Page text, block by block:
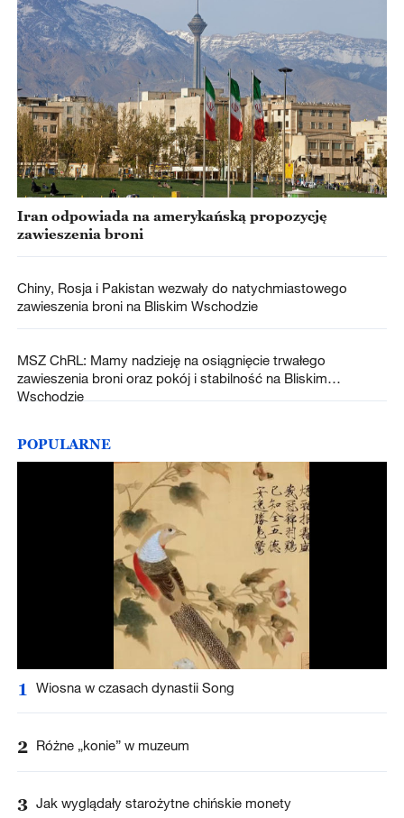
Iran odpowiada na amerykańską propozycję
zawieszenia broni
Chiny, Rosja i Pakistan wezwały do natychmiastowego
zawieszenia broni na Bliskim Wschodzie
MSZ ChRL: Mamy nadzieję na osiągnięcie trwałego
zawieszenia broni oraz pokój i stabilność na Bliskim
Wschodzie
POPULARNE
1 Wiosna w czasach dynastii Song
2 Różne „konie” w muzeum
3 Jak wyglądały starożytne chińskie monety